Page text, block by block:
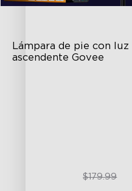
Lámpara de pie con luz
ascendente Govee
$169.99$179.99